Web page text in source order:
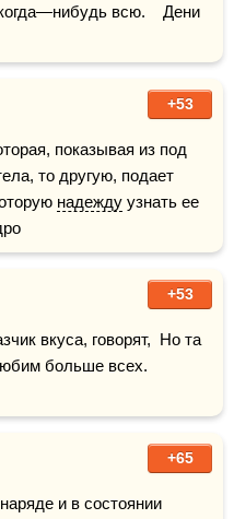
всю.    Дени
+53
показывая из под
то другую, подает
надежду узнать ее
+53
вкуса, говорят,  Но та
больше всех.
+65
и в состоянии